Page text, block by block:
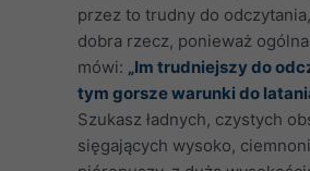
przez to trudny do
dobra rzecz, ponieważ
mówi: „Im trudniejszy do
tym gorsze warunki do
Szukasz ładnych, czystych
sięgających wysoko,